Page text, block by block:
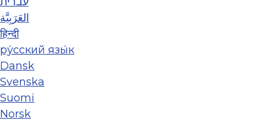
العَرَبِيَّة
हिन्दी
ру́сский язы́к
Dansk
Svenska
Suomi
Norsk